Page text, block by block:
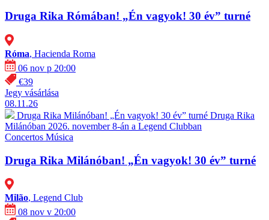
Druga Rika Rómában! „Én vagyok! 30 év” turné
Róma, Hacienda Roma
06 nov p 20:00
€39
Jegy vásárlása
08.11.26
Druga Rika Milánóban! „Én vagyok! 30 év” turné Druga Rika
Milánóban 2026. november 8-án a Legend Clubban
Concertos Música
Druga Rika Milánóban! „Én vagyok! 30 év” turné
Milão, Legend Club
08 nov v 20:00